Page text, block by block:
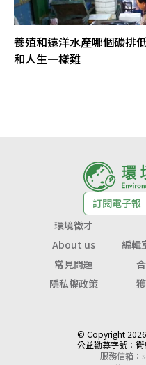
養殖和遠洋水產哪個碳排
和人生一樣難
訂閱電子報
環境徵才
About us
編輯
常見問題
隱私權政策
© Copyright
公益勸募字號： 衛
服務信箱：